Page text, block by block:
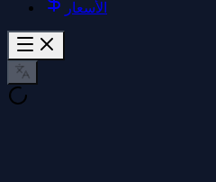
الأسعار